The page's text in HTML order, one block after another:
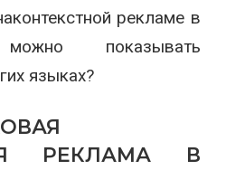
рекламе в
можно показывать
языках?
РЕКЛАМА В